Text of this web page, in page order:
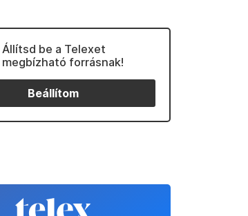
Állítsd be a Telexet
megbízható forrásnak!
Beállítom